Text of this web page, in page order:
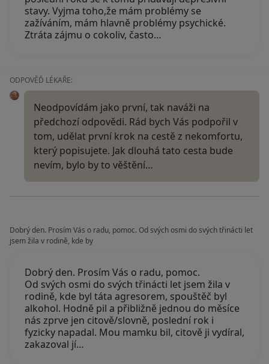
stavy. Vyjma toho,že mám problémy se
zažíváním, mám hlavně problémy psychické.
Ztráta zájmu o cokoliv, často…
ODPOVĚĎ LÉKAŘE:
Neodpovídám jako první, tak naváži na
předchozí odpovědi. Rád bych Vás podpořil v
tom, udělat první krok na cestě z nekomfortu,
který popisujete. Jak dlouhá tato cesta bude
nevím, bylo by to věštění…
Dobrý den. Prosím Vás o radu, pomoc. Od svých osmi do svých třinácti let
jsem žila v rodině, kde by
Dobrý den. Prosím Vás o radu, pomoc.
Od svých osmi do svých třinácti let jsem žila v
rodině, kde byl táta agresorem, spouštěč byl
alkohol. Hodně pil a přibližně jednou do měsíce
nás zprve jen citově/slovně, poslední rok i
fyzicky napadal. Mou mamku bil, citově ji vydíral,
zakazoval jí…